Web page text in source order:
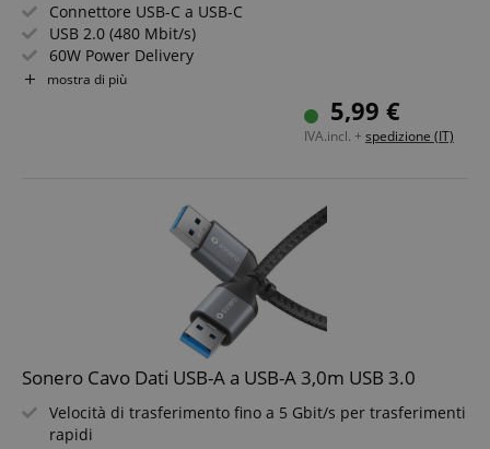
Connettore USB-C a USB-C
USB 2.0 (480 Mbit/s)
60W Power Delivery
Colore: Grigio/Nero
mostra di più
5,99 €
IVA.incl. + spedizione (IT)
Sonero Cavo Dati USB-A a USB-A 3,0m USB 3.0
Velocità di trasferimento fino a 5 Gbit/s per trasferimenti
rapidi